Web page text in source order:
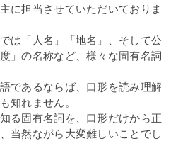
に担当させていただいておりま
は「人名」「地名」、そして公
」の名称など、様々な固有名詞
であるならば、口形を読み理解
知れません。
る固有名詞を、口形だけから正
当然ながら大変難しいことでし